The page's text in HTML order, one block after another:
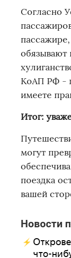
Согласно
обязывают
КоАП РФ -
имеете
Итог:
могут
поездка
вашей
Новости
что-